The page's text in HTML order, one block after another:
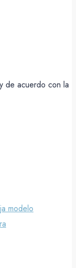
de acuerdo con la